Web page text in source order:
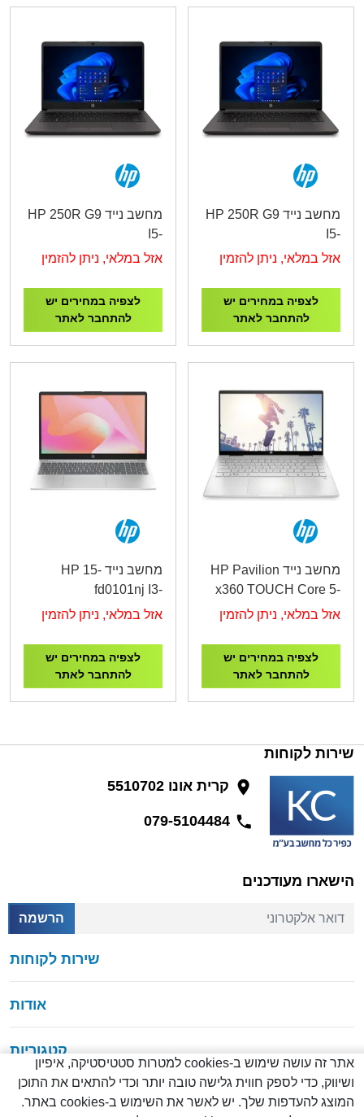
מחשב נייד HP 250R G9
I5-
1334U/8G/512G/15.6"/3Y
אזל במלאי, ניתן להזמין
לצפיה במחירים יש
להתחבר לאתר
מחשב נייד HP 250R G9
I5-
1334U/8G/256G/15.6"/3Y
אזל במלאי, ניתן להזמין
לצפיה במחירים יש
להתחבר לאתר
מחשב נייד HP Pavilion
x360 TOUCH Core 5-
120U/16GB/512GB/DOS/14"Touch/SILVER/1YOS
אזל במלאי, ניתן להזמין
לצפיה במחירים יש
להתחבר לאתר
מחשב נייד HP 15-
fd0101nj I3-
1315U/16G/512G/15.6"/1Y
אזל במלאי, ניתן להזמין
לצפיה במחירים יש
להתחבר לאתר
שירות לקוחות
קרית אונו 5510702
הישארו מעודכנים
דואר אלקטרוני הרשמה
שירות לקוחות
אודות
קטגוריות
אתר זה עושה שימוש ב-cookies למטרות סטטיסטיקה, איפיון
ושיווק, כדי לספק חווית גלישה טובה יותר וכדי להתאים את התוכן
המוצג להעדפות שלך. יש לאשר את השימוש ב-cookies באתר.